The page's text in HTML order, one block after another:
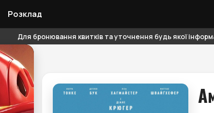
Розклад
Для бронювання квитків та уточнення будь якої